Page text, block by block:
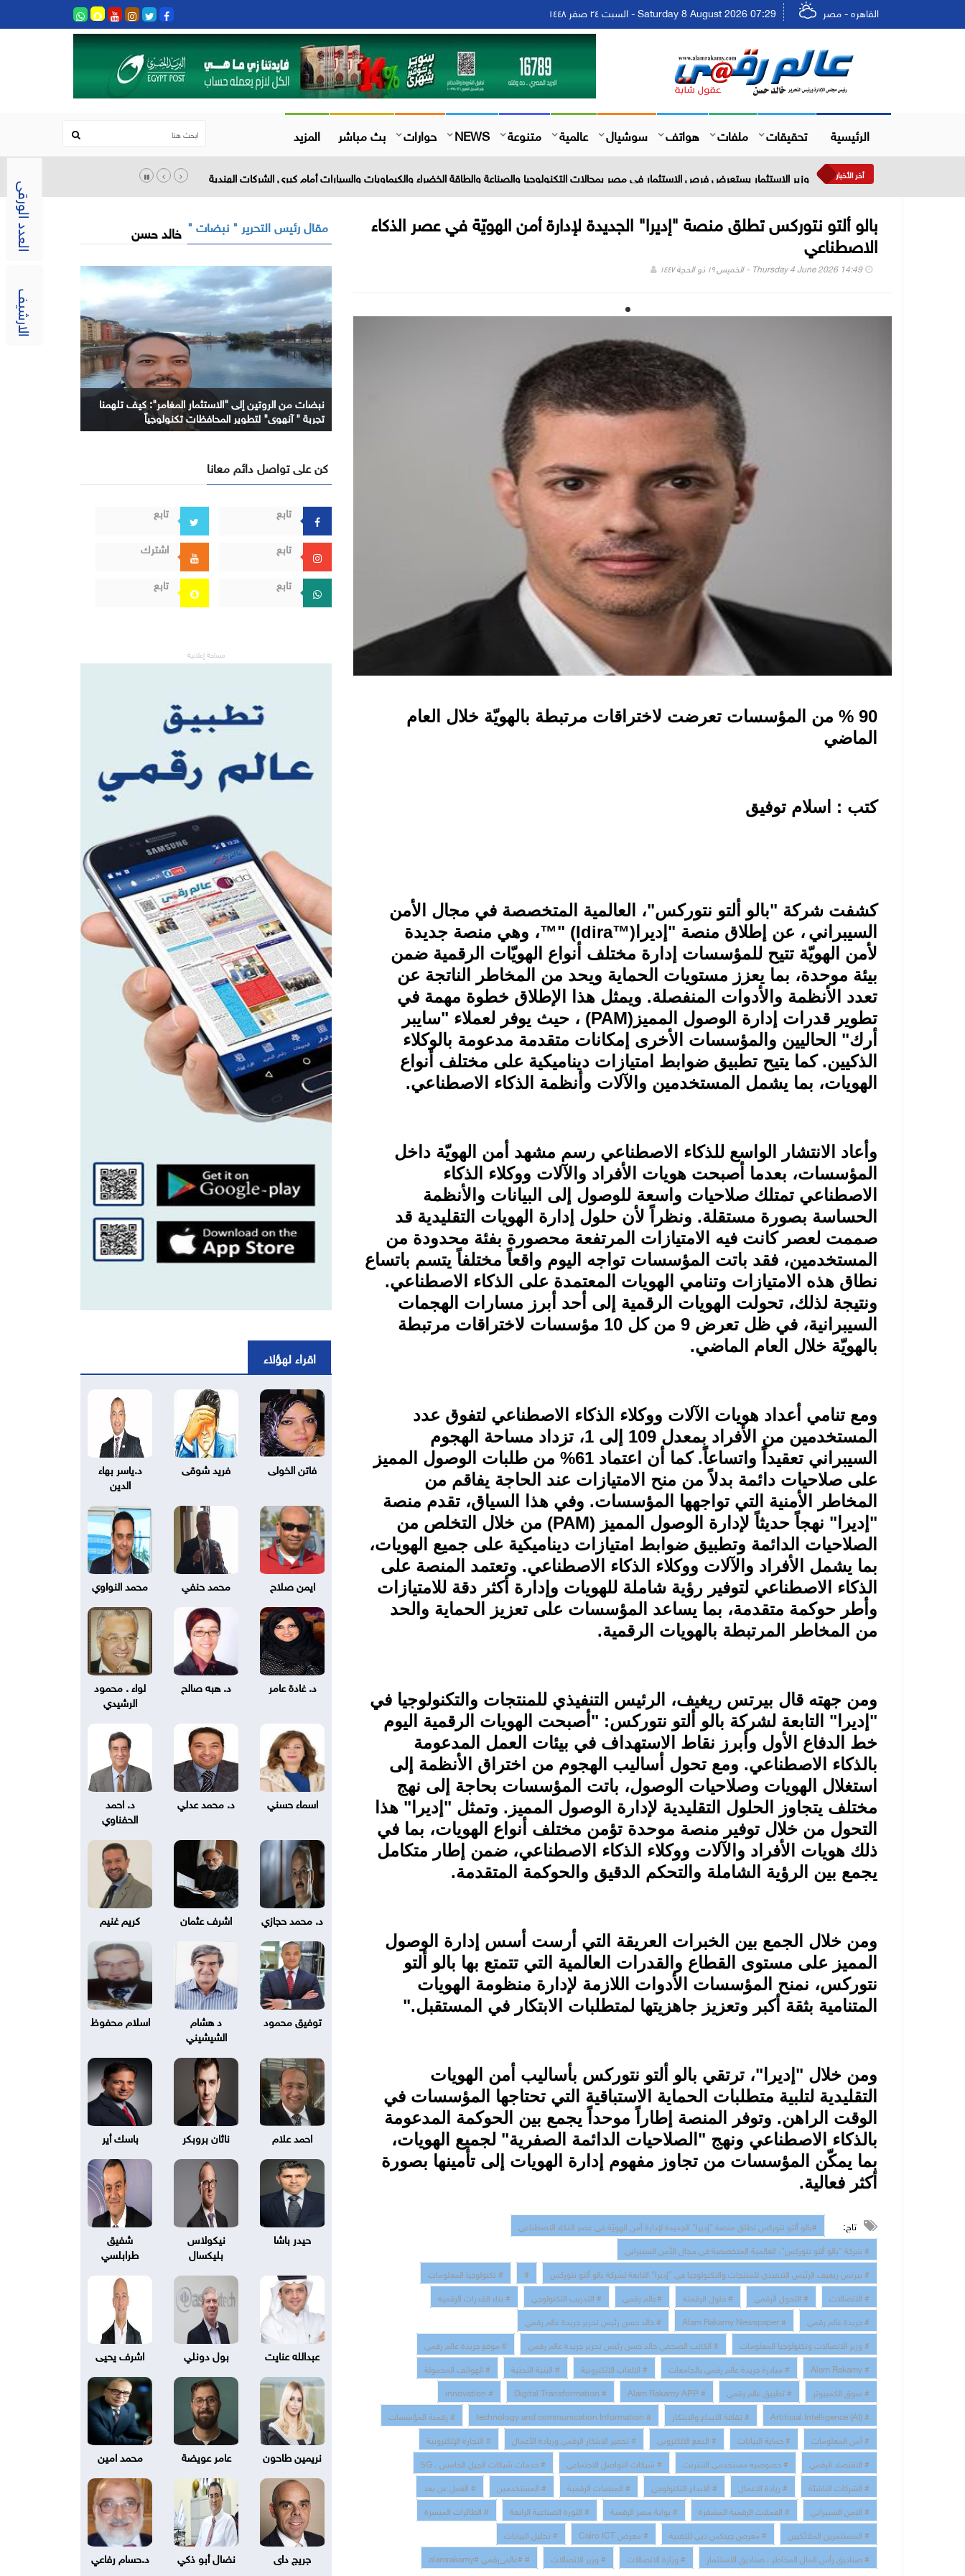
العدد الورقى
الارشيف
القاهره - مصر Saturday 8 August 2026 07:29 - السبت ٢٤ صفر ١٤٤٨
الرئيسية تحقيقات ملفات هواتف سوشيال عالمية متنوعة NEWS حوارات بث مباشر المزيد
أخر الأخبار وزير الاستثمار يستعرض فرص الاستثمار في مصر بمجالات التكنولوجيا والصناعة والطاقة الخضراء والكيماويات والسيارات أمام كبرى الشركات الهندية
بالو ألتو نتوركس تطلق منصة "إديرا" الجديدة لإدارة أمن الهويّة في عصر الذكاء
الاصطناعي
Thursday 4 June 2026 14:49 - الخميس ١٩ ذو الحجة ١٤٤٧
90 % من المؤسسات تعرضت لاختراقات مرتبطة بالهويّة خلال العام
الماضي
كتب : اسلام توفيق
كشفت شركة "بالو ألتو نتوركس"، العالمية المتخصصة في مجال الأمن
السيبراني ، عن إطلاق منصة "إديرا ™" (Idira™)، وهي منصة جديدة
لأمن الهويّة تتيح للمؤسسات إدارة مختلف أنواع الهويّات الرقمية ضمن
بيئة موحدة، بما يعزز مستويات الحماية ويحد من المخاطر الناتجة عن
تعدد الأنظمة والأدوات المنفصلة. ويمثل هذا الإطلاق خطوة مهمة في
تطوير قدرات إدارة الوصول المميز (PAM) ، حيث يوفر لعملاء "سايبر
أرك" الحاليين والمؤسسات الأخرى إمكانات متقدمة مدعومة بالوكلاء
الذكيين. كما يتيح تطبيق ضوابط امتيازات ديناميكية على مختلف أنواع
الهويات، بما يشمل المستخدمين والآلات وأنظمة الذكاء الاصطناعي.
وأعاد الانتشار الواسع للذكاء الاصطناعي رسم مشهد أمن الهويّة داخل
المؤسسات، بعدما أصبحت هويات الأفراد والآلات ووكلاء الذكاء
الاصطناعي تمتلك صلاحيات واسعة للوصول إلى البيانات والأنظمة
الحساسة بصورة مستقلة. ونظراً لأن حلول إدارة الهويات التقليدية قد
صممت لعصر كانت فيه الامتيازات المرتفعة محصورة بفئة محدودة من
المستخدمين، فقد باتت المؤسسات تواجه اليوم واقعاً مختلفاً يتسم باتساع
نطاق هذه الامتيازات وتنامي الهويات المعتمدة على الذكاء الاصطناعي.
ونتيجة لذلك، تحولت الهويات الرقمية إلى أحد أبرز مسارات الهجمات
السيبرانية، في ظل تعرض 9 من كل 10 مؤسسات لاختراقات مرتبطة
بالهويّة خلال العام الماضي.
ومع تنامي أعداد هويات الآلات ووكلاء الذكاء الاصطناعي لتفوق عدد
المستخدمين من الأفراد بمعدل 109 إلى 1، تزداد مساحة الهجوم
السيبراني تعقيداً واتساعاً. كما أن اعتماد 61% من طلبات الوصول المميز
على صلاحيات دائمة بدلاً من منح الامتيازات عند الحاجة يفاقم من
المخاطر الأمنية التي تواجهها المؤسسات. وفي هذا السياق، تقدم منصة
"إديرا" نهجاً حديثاً لإدارة الوصول المميز (PAM) من خلال التخلص من
الصلاحيات الدائمة وتطبيق ضوابط امتيازات ديناميكية على جميع الهويات،
بما يشمل الأفراد والآلات ووكلاء الذكاء الاصطناعي. وتعتمد المنصة على
الذكاء الاصطناعي لتوفير رؤية شاملة للهويات وإدارة أكثر دقة للامتيازات
وأطر حوكمة متقدمة، بما يساعد المؤسسات على تعزيز الحماية والحد
من المخاطر المرتبطة بالهويات الرقمية.
ومن جهته قال بيرتس ريغيف، الرئيس التنفيذي للمنتجات والتكنولوجيا في
"إديرا" التابعة لشركة بالو ألتو نتوركس: "أصبحت الهويات الرقمية اليوم
خط الدفاع الأول وأبرز نقاط الاستهداف في بيئات العمل المدعومة
بالذكاء الاصطناعي. ومع تحول أساليب الهجوم من اختراق الأنظمة إلى
استغلال الهويات وصلاحيات الوصول، باتت المؤسسات بحاجة إلى نهج
مختلف يتجاوز الحلول التقليدية لإدارة الوصول المميز. وتمثل "إديرا" هذا
التحول من خلال توفير منصة موحدة تؤمن مختلف أنواع الهويات، بما في
ذلك هويات الأفراد والآلات ووكلاء الذكاء الاصطناعي، ضمن إطار متكامل
يجمع بين الرؤية الشاملة والتحكم الدقيق والحوكمة المتقدمة.
ومن خلال الجمع بين الخبرات العريقة التي أرست أسس إدارة الوصول
المميز على مستوى القطاع والقدرات العالمية التي تتمتع بها بالو ألتو
نتوركس، نمنح المؤسسات الأدوات اللازمة لإدارة منظومة الهويات
المتنامية بثقة أكبر وتعزيز جاهزيتها لمتطلبات الابتكار في المستقبل".
ومن خلال "إديرا"، ترتقي بالو ألتو نتوركس بأساليب أمن الهويات
التقليدية لتلبية متطلبات الحماية الاستباقية التي تحتاجها المؤسسات في
الوقت الراهن. وتوفر المنصة إطاراً موحداً يجمع بين الحوكمة المدعومة
بالذكاء الاصطناعي ونهج "الصلاحيات الدائمة الصفرية" لجميع الهويات،
بما يمكّن المؤسسات من تجاوز مفهوم إدارة الهويات إلى تأمينها بصورة
أكثر فعالية.
تاج:
#بالو ألتو نتوركس تطلق منصة "إديرا" الجديدة لإدارة أمن الهويّة في عصر الذكاء الاصطناعي
# شركة "بالو ألتو نتوركس"، العالمية المتخصصة في مجال الأمن السيبراني
# بيرتس ريغيف الرئيس التنفيذي للمنتجات والتكنولوجيا في "إديرا" التابعة لشركة بالو ألتو نتوركس
#
# تكنولوجيا المعلومات
# الاتصالات
# التحول الرقمي # حلول الرقمنة #عالم رقمي # التدريب التكنولوجي
# بناء القدرات الرقمية
# جريدة عالم رقمي
# Alam Rakamy Newspaper
# خالد حسن رئيس تحرير جريدة عالم رقمي
# وزير الاتصالات وتكنولوجيا المعلومات
# الكاتب الصحفي خالد حسن رئيس تحرير جريدة عالم رقمي
# موقع جريدة عالم رقمي
# Alam Rakamy
# مبادرة جريدة عالم رقمي بالجامعات # الالعاب الالكترونية # البنية التحتية
# الهواتف المحمولة
# سوق الكمبيوتر
# تطبيق عالم رقمي # Alam Rakamy APP
# Digital Transformation
# innovation
# Artificial Intelligence (AI)
# ثقافة الابداع والابتكار # technology and communication Information
# رقمنة المؤسسات
# أمن المعلومات
# حماية البيانات # الدفع الالكتروني # تحفيز الابتكار الرقمي وريادة الأعمال
# التجارة الإلكترونية
# الاقتصاد الرقمي
# خصوصية مستخدمى الانترنت # شبكات التواصل الاجتماعي
# خدمات شبكات الجيل الخامس ، 5G
# الشركات الناشئة
# ريادة الاعمال # الابداع التكنولوجي # المنصات الرقمية # المستخدمين
# العمل عن بعد
# الامن السبيراني
# العملات الرقمية المشفرة # بوابة مصر الرقمية # الثورة الصناعية الرابعة
# الطائرات الميسرة
# المستثمرين الملائكيين
# معرض جيتكس دبي للتقنية # معرض Cairo ICT
# تحليل البيانات
# صناديق رأس المال المخاطر ، صناديق الاستثمار
# وزارة الاتصالات # وزير الاتصالات # #عالم_رقمي #alamrakamy
مقال رئيس التحرير " نبضات " خالد حسن
نبضات من الروتين إلى "الاستثمار المغامر": كيف تلهمنا
تجربة " آنهوي" لتطوير المحافظات تكنولوجياً
كن على تواصل دائم معانا
تابع
تابع
تابع
اشترك
تابع
تابع
مساحة إعلانية
اقراء لهؤلاء
فاتن الخولى فريد شوقى
د.ياسر بهاء
الدين
ايمن صلاح محمد حنفي محمد النواوي
د. غادة عامر د. هبه صالح
لواء . محمود
الرشيدي
اسماء حسني د. محمد عدلي
د. احمد
الحفناوي
د. محمد حجازي اشرف عثمان كريم غنيم
توفيق محمود
د هشام
الشيشيني
اسلام محفوظ
احمد علام ناثان بروبكر باسك أير
حيدر باشا
نيكولاس
بليكسال
شفيق
طرابلسي
عبدالله عنايت بول دونلي اشرف يحيى
نريمين طاحون عامر عويضة محمد امين
جريج داى نضال أبو ذكي د.حسام رفاعي